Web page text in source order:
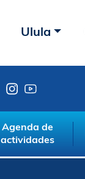
Ulula
Agenda de
actividades